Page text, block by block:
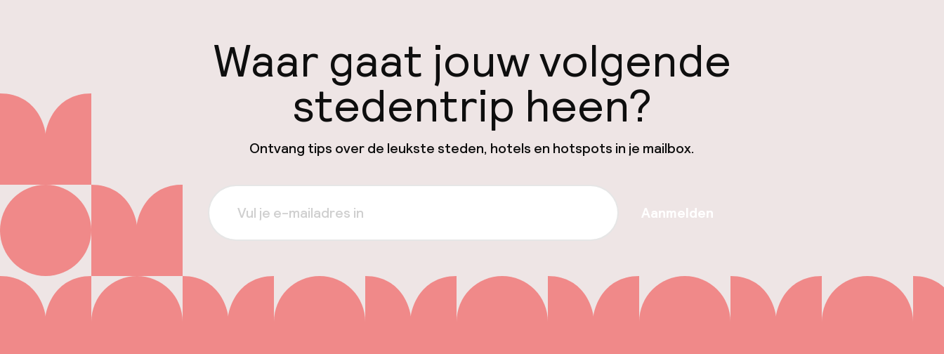
Waar gaat jouw volgende
stedentrip heen?
Ontvang tips over de leukste steden, hotels en hotspots in je mailbox.
Aanmelden